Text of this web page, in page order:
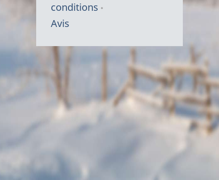
conditions
Avis
Symbole
Canada